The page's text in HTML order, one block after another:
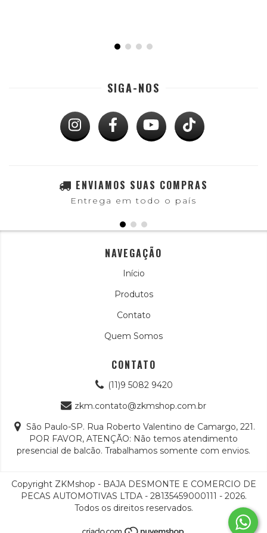
SIGA-NOS
ENVIAMOS SUAS COMPRAS
Entrega em todo o país
NAVEGAÇÃO
Início
Produtos
Contato
Quem Somos
CONTATO
(11)9 5082 9420
zkm.contato@zkmshop.com.br
São Paulo-SP. Rua Roberto Valentino de Camargo, 221.
POR FAVOR, ATENÇÃO: Não temos atendimento
presencial de balcão. Trabalhamos somente com envios.
Copyright ZKMshop - BAJA DESMONTE E COMERCIO DE
PECAS AUTOMOTIVAS LTDA - 28135459000111 - 2026.
Todos os direitos reservados.